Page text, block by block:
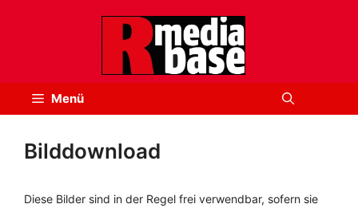
Menü
Bilddownload
Diese Bilder sind in der Regel frei verwendbar, sofern sie